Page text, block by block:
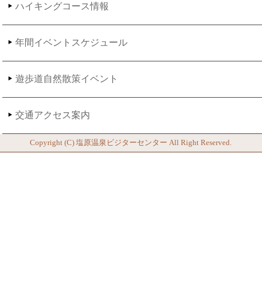
ハイキングコース情報
年間イベントスケジュール
遊歩道自然散策イベント
交通アクセス案内
Copyright (C)塩原温泉ビジターセンター All Right Reserved.